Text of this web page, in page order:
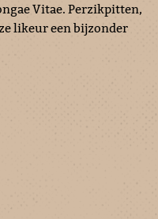
Vitae. Perzikpitten,
likeur een bijzonder